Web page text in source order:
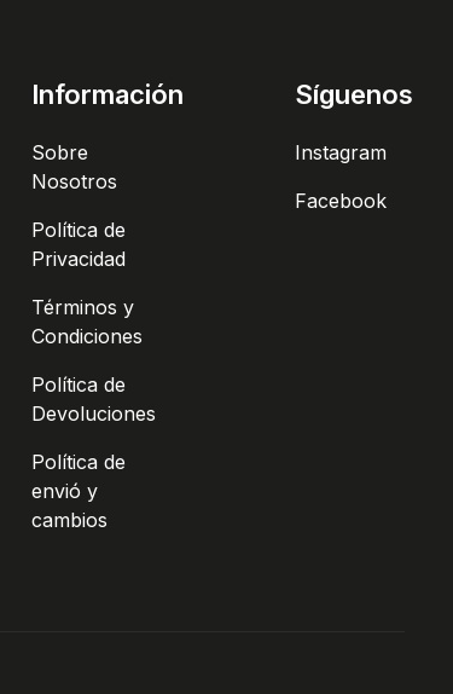
Información
Sobre
Nosotros
Política de
Privacidad
Términos y
Condiciones
Política de
Devoluciones
Política de
envió y
cambios
Síguenos
Instagram
Facebook